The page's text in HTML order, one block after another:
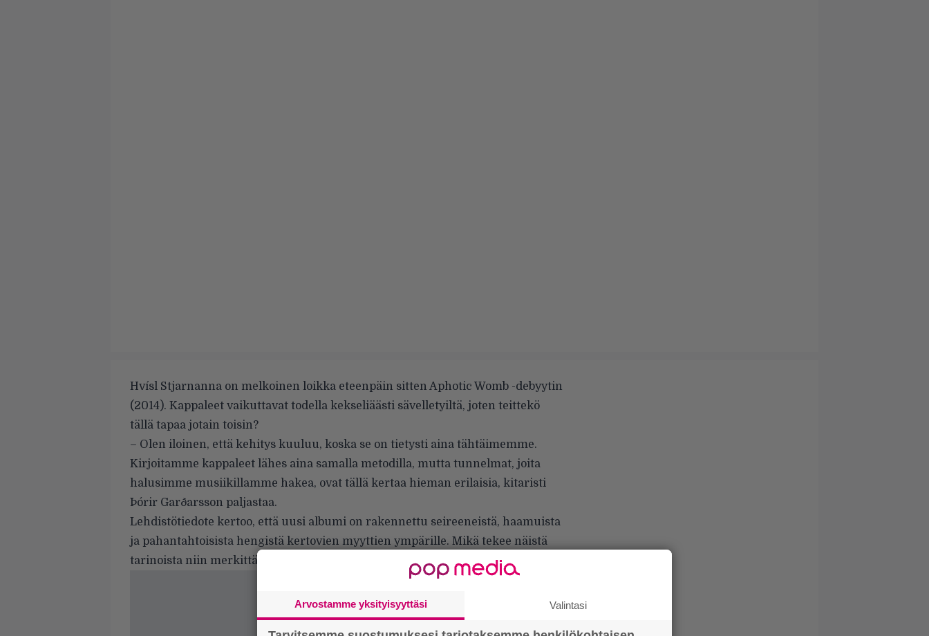
Hvísl Stjarnanna on melkoinen loikka eteenpäin sitten Aphotic Womb -debyytin
(2014). Kappaleet vaikuttavat todella kekseliäästi sävelletyiltä, joten teittekö
tällä tapaa jotain toisin?
– Olen iloinen, että kehitys kuuluu, koska se on tietysti aina tähtäimemme.
Kirjoitamme kappaleet lähes aina samalla metodilla, mutta tunnelmat, joita
halusimme musiikillamme hakea, ovat tällä kertaa hieman erilaisia, kitaristi
Þórir Garðarsson paljastaa.
Lehdistötiedote kertoo, että uusi albumi on rakennettu seireeneistä, haamuista
ja pahantahtoisista hengistä kertovien myyttien ympärille. Mikä tekee näistä
tarinoista niin merkittäviä, että päätitte kasata niistä kokonaisen levyn?
Arvostamme yksityisyyttäsi Valintasi